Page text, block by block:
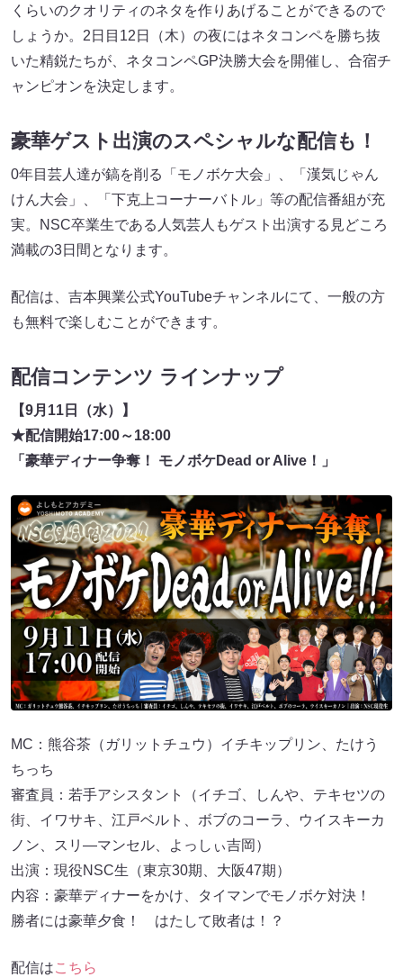
くらいのクオリティのネタを作りあげることができるので
しょうか。2日目12日（木）の夜にはネタコンペを勝ち抜
いた精鋭たちが、ネタコンペGP決勝大会を開催し、合宿チ
ャンピオンを決定します。
豪華ゲスト出演のスペシャルな配信も！
0年目芸人達が鎬を削る「モノボケ大会」、「漢気じゃん
けん大会」、「下克上コーナーバトル」等の配信番組が充
実。NSC卒業生である人気芸人もゲスト出演する見どころ
満載の3日間となります。
配信は、吉本興業公式YouTubeチャンネルにて、一般の方
も無料で楽しむことができます。
配信コンテンツ ラインナップ
【9月11日（水）】
★配信開始17:00～18:00
「豪華ディナー争奪！ モノボケDead or Alive！」
MC：熊谷茶（ガリットチュウ）イチキップリン、たけう
ちっち
審査員：若手アシスタント（イチゴ、しんや、テキセツの
街、イワサキ、江戸ベルト、ボブのコーラ、ウイスキーカ
ノン、スリ―マンセル、よっしぃ吉岡）
出演：現役NSC生（東京30期、大阪47期）
内容：豪華ディナーをかけ、タイマンでモノボケ対決！
勝者には豪華夕食！ はたして敗者は！？
配信はこちら